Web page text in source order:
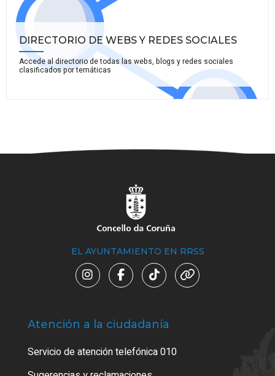
DIRECTORIO DE WEBS Y REDES SOCIALES
Accede al directorio de todas las webs, blogs y redes sociales
clasificados por temáticas
EL AYUNTAMIENTO EN RRSS
Atención a la ciudadanía
Servicio de atención telefónica 010